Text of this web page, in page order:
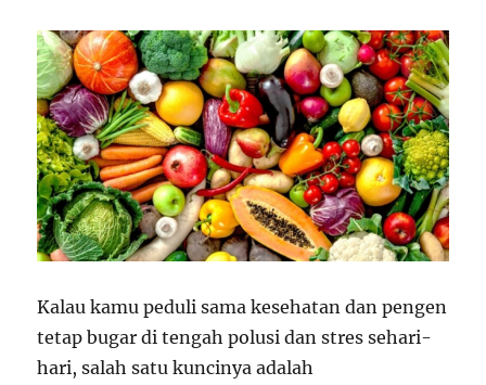
Kalau kamu peduli sama kesehatan dan pengen
tetap bugar di tengah polusi dan stres sehari-
hari, salah satu kuncinya adalah